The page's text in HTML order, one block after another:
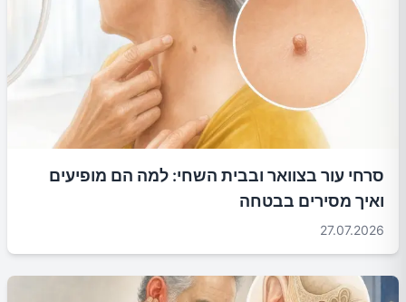
סרחי עור בצוואר ובבית השחי: למה הם מופיעים
ואיך מסירים בבטחה
27.07.2026